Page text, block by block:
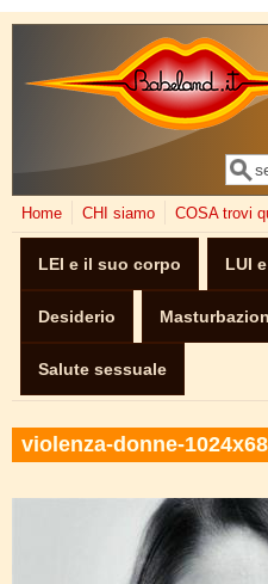
Salta al contenuto principale
Home CHI siamo COSA trovi
LEI e il suo corpo LUI
Desiderio
Salute sessuale
violenza-donne-